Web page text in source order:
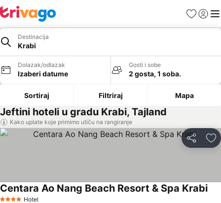
FavoritiPrijavi
Destinacija
Krabi
Dolazak/odlazak
Izaberi datume
Gosti i sobe
2 gosta, 1 soba.
Sortiraj Filtriraj Mapa
Jeftini hoteli u gradu Krabi, Tajland
Kako uplate koje primimo utiču na rangiranje
Deli
Hotel
Centara Ao Nang Beach Resort & Spa Krabi